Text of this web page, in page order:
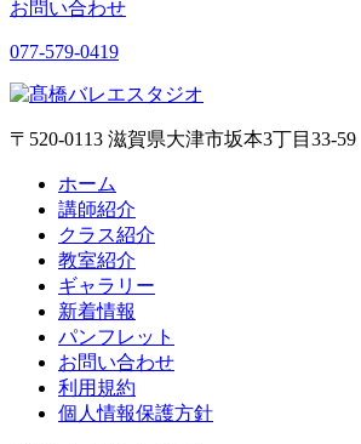
お問い合わせ
077-579-0419
〒520-0113 滋賀県大津市坂本3丁目33-59
ホーム
講師紹介
クラス紹介
教室紹介
ギャラリー
新着情報
パンフレット
お問い合わせ
利用規約
個人情報保護方針